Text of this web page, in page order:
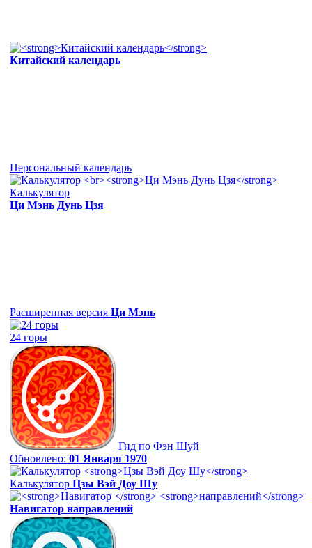
Китайский календарь
Персональный календарь
Калькулятор
Ци Мэнь Дунь Цзя
Расширенная версия Ци Мэнь
24 горы
Гид по Фэн Шуй
Обновлено: 01 Января 1970
Калькулятор Цзы Вэй Доу Шу
Навигатор направлений